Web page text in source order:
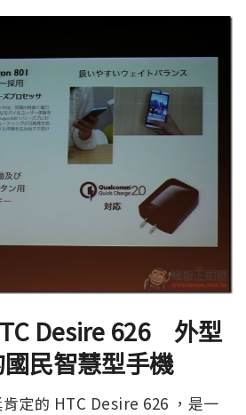
Desire 626外型
民智慧型手機
定的 HTC Desire 626 ，是一